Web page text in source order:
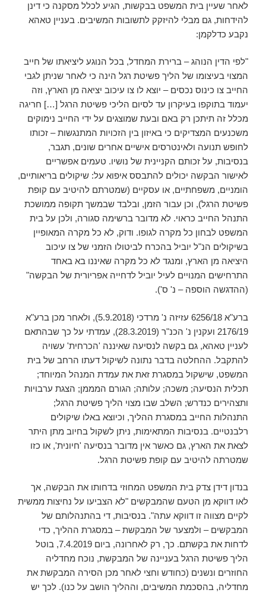
לאחר שעיין בית המשפט בבקשות, הגיע לכלל מסקנה כי דינן
להידחות, גם מבלי להיזקק לתשובות המשיבים. בעניין טאהא
נקבע כדלקמן:
"לפי הדין הנוהג – ברירת המחדל, בכל הנוגע ליציאתו של חייב
המצוי בעיצומו של הליך פשיטת רגל הינה כי לאחר שניתן לגבי
החייב צו כינוס נכסים – יוצא לו צו עיכוב יציאה מן הארץ, וזה
יעמוד בתוקפו בעיקרון עד לסיום הליכי פשיטת הרגל […] חריגה
מכלל זה תיתכן רק באם ובעת שמוצגים על ידי החייב נימוקים
משכנעים המצדיקים כי באיזון בין הזכויות המתנגשות – זכותו
לחופש תנועה ולאינטרסים אישיים אחרים שונים, תגבר,
בנסיבות, על זכותם הקניינית של נושיו. טעמים אפשריים
לאישור הבקשה יכולים להתבסס איפוא על: שיקולים בריאותיים,
הומניים, משפחתיים, או עסקיים (שמטרתם להיטיב עם קופת
פשיטת הרגל), וכן עבור הזמן, ובלבד שבמשך תקופה ממושכת
התנהל החייב כראוי. לא מדובר ברשימה סגורה, ולכן על בית
המשפט לבחון כל מקרה לגופו. ודוק, לא כל מקרה המאופיין
בשיקולים הנ"ל יוביל בהכרח לביטולו הזמני של צו עיכוב
היציאה מן הארץ, ומנגד לא כל מקרה שאיננו בא באחד
התרחישים המנויים לעיל יוביל לדחייה אפריורית של הבקשה"
(ההדגשה הוספה – נ' ס').
ברע"א 6256/18 עזיזה נ' מרדכי (5.9.2018), ולאחר מכן ברע"א
2176/19 ועקנין נ' הכנ"ר (28.3.2019), עמדתי על כך שבהתאם
לעניין טאהא, גם בקשה לנסיעה שאיננה 'הכרחית' עשויה
להתקבל. ההחלטה בדבר נתונה לשיקול דעתו הרחב של בית
המשפט, שישקול במסגרת זאת את עמדת המנהל המיוחד;
תכלית הנסיעה; משכה; עלותה; הגורם המממן; הצגת ערבויות
ותצהירים כנדרש; השלב שבו מצוי הליך פשיטת הרגל;
התנהלות החייב במסגרת ההליך, וכיוצא באלו שיקולים
רלבנטיים. בנסיבות המתאימות, ניתן לשקול בחיוב מתן היתר
לצאת את הארץ, גם כאשר אין מדובר בנסיעה 'חיונית', או כזו
שמטרתה להיטיב עם קופת פשיטת הרגל.
בנדון דידן צדק בית המשפט המחוזי בדחותו את הבקשה, אך
לאו דווקא מן הטעם שהמבקשים "לא הצביעו על נחיצות ממשית
לקיים מצווה זו דווקא עתה". בנסיבות, די בהתנהלותם של
המבקשים – ולמצער של המבקשת – במסגרת ההליך, כדי
לדחות את בקשתם. כך, רק לאחרונה, ביום 7.4.2019, בוטל
הליך פשיטת הרגל בעניינה של המבקשת, נוכח מחדליה
החוזרים ונשנים (כחודש וחצי לאחר מכן הסירה המבקשת את
מחדליה, בהסכמת המשיבים, וההליך הושב על כנו). לכך יש